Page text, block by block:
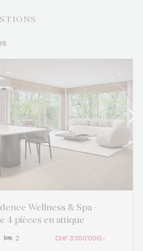
Wellness & Spa -
4 pièces en attique
2 CHF 3'350'000.-